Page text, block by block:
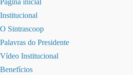
Página inicial
Institucional
O Sintrascoop
Palavras do Presidente
Vídeo Institucional
Benefícios